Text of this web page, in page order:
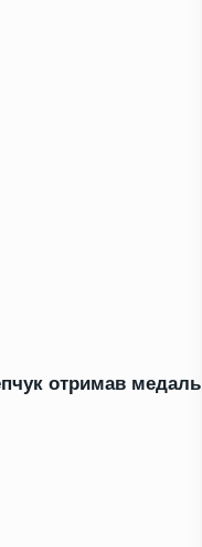
отримав медаль